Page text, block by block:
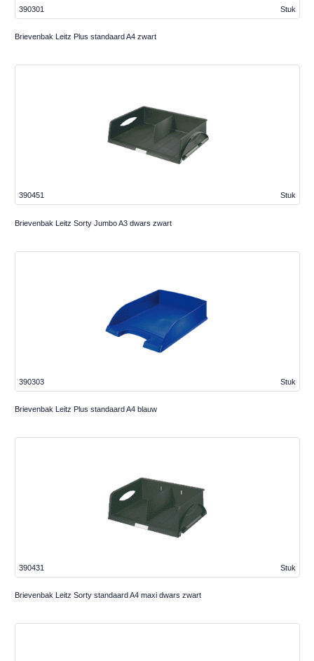
Stuk
390301
Brievenbak Leitz Plus standaard A4 zwart
Stuk
390451
Brievenbak Leitz Sorty Jumbo A3 dwars zwart
Stuk
390303
Brievenbak Leitz Plus standaard A4 blauw
Stuk
390431
Brievenbak Leitz Sorty standaard A4 maxi dwars zwart